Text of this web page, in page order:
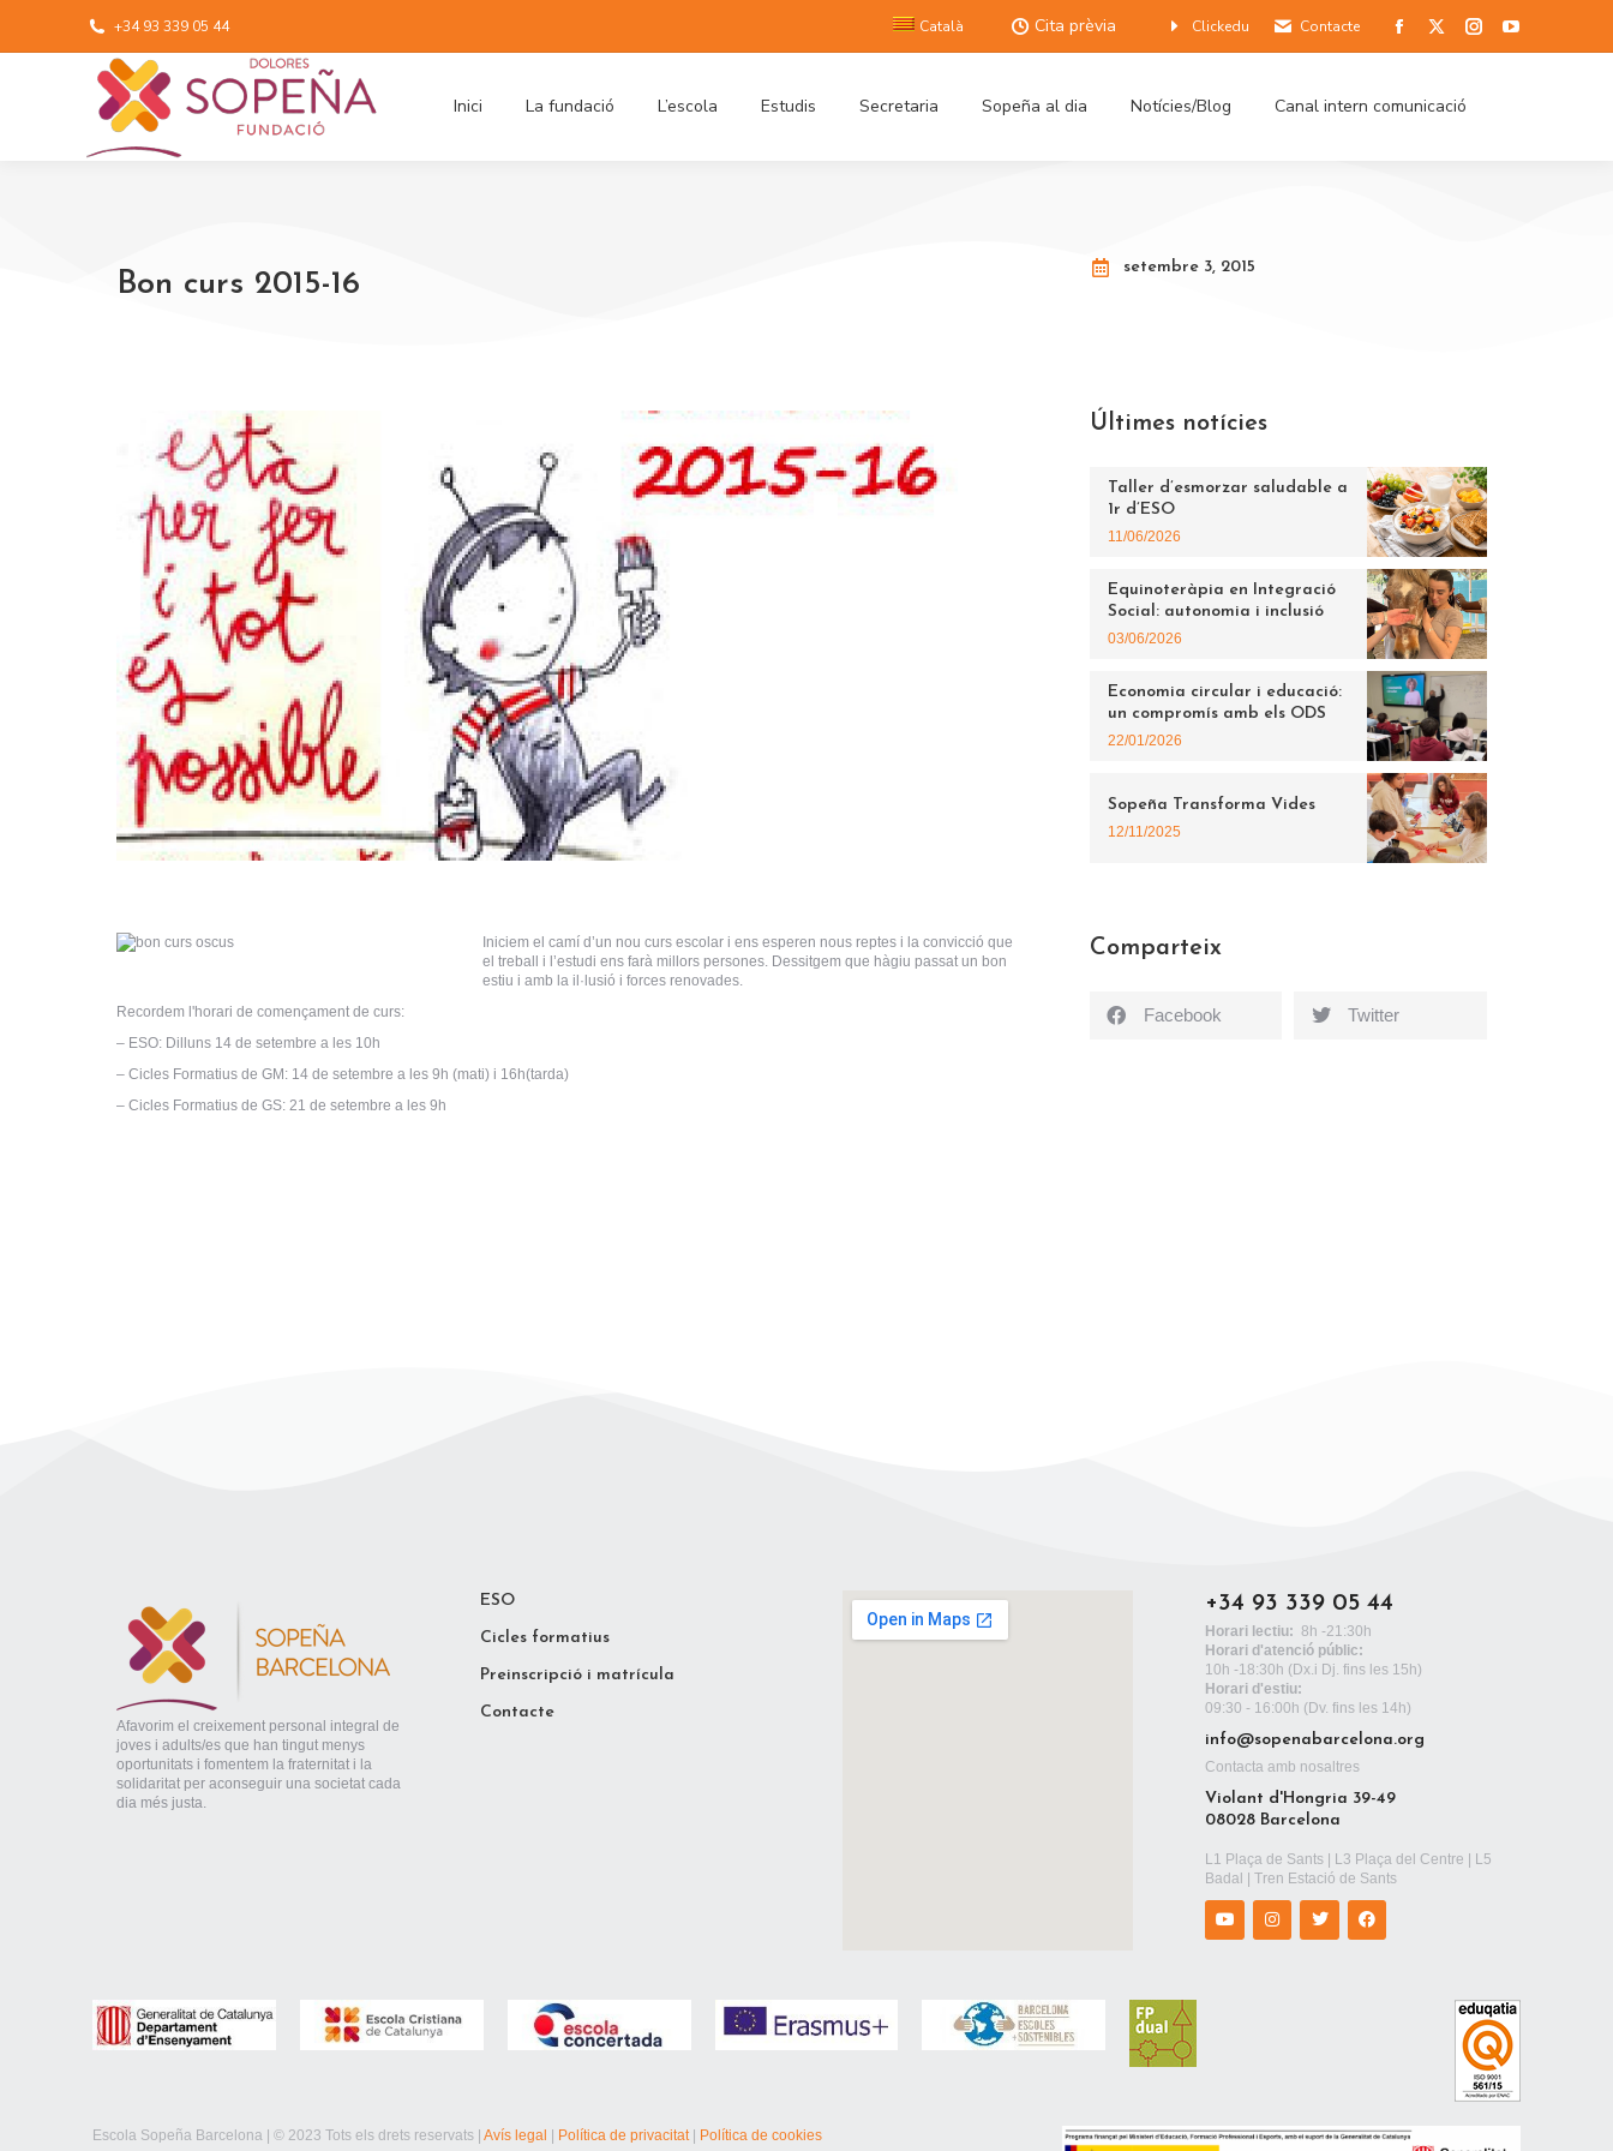
+34 93 339 05 44 Català Cita prèvia Clickedu Contacte
Inici La fundació L’escola Estudis Secretaria Sopeña al dia Notícies/Blog Canal intern comunicació
Bon curs 2015-16
setembre 3, 2015
Iniciem el camí d’un nou curs escolar i ens esperen nous reptes i la convicció que
el treball i l’estudi ens farà millors persones. Dessitgem que hàgiu passat un bon
estiu i amb la il·lusió i forces renovades.
Recordem l'horari de començament de curs:
– ESO: Dilluns 14 de setembre a les 10h
– Cicles Formatius de GM: 14 de setembre a les 9h (mati) i 16h(tarda)
– Cicles Formatius de GS: 21 de setembre a les 9h
Últimes notícies
Taller d’esmorzar saludable a
1r d’ESO
11/06/2026
Equinoteràpia en Integració
Social: autonomia i inclusió
03/06/2026
Economia circular i educació:
un compromís amb els ODS
22/01/2026
Sopeña Transforma Vides
12/11/2025
Comparteix
Facebook Twitter
Afavorim el creixement personal integral de
joves i adults/es que han tingut menys
oportunitats i fomentem la fraternitat i la
solidaritat per aconseguir una societat cada
dia més justa.
ESO
Cicles formatius
Preinscripció i matrícula
Contacte
+34 93 339 05 44
Horari lectiu: 8h -21:30h
Horari d'atenció públic:
10h -18:30h (Dx.i Dj. fins les 15h)
Horari d'estiu:
09:30 - 16:00h (Dv. fins les 14h)
info@sopenabarcelona.org
Contacta amb nosaltres
Violant d'Hongria 39-49
08028 Barcelona
L1 Plaça de Sants | L3 Plaça del Centre | L5
Badal | Tren Estació de Sants
Escola Sopeña Barcelona | © 2023 Tots els drets reservats |Avís legal Política de privacitat| Política de cookies